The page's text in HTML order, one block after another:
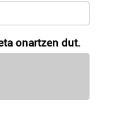
onartzen dut.